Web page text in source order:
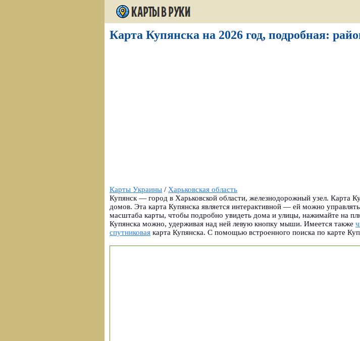
Карта Купянска на 2026 год, подробная:
Карты Украины / Харьковская область
Купянск — город в Харьковской области, железнодорожный узел. Карта
домов. Эта карта Купянска является интерактивной — ей можно
масштаба карты, чтобы подробно увидеть дома и улицы, нажимайте на
Купянска можно, удерживая над ней левую кнопку мыши. Имеется также
спутниковая карта Купянска. С помощью встроенного поиска по карте